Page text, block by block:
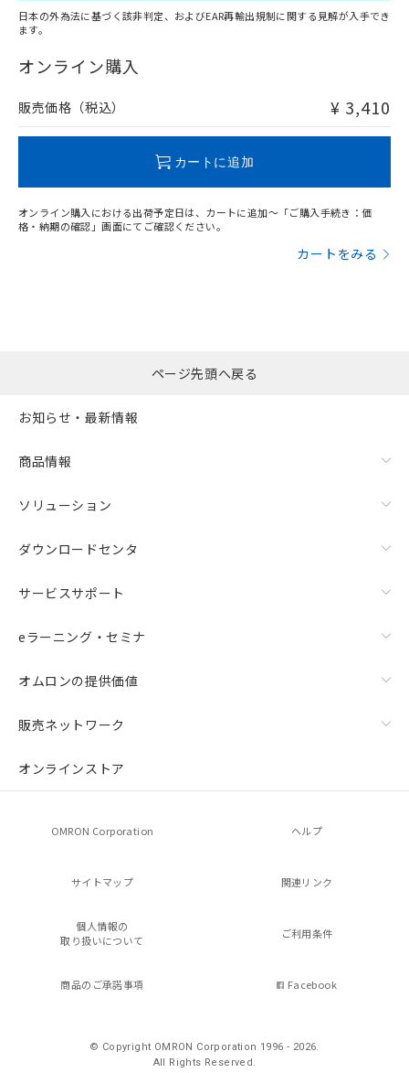
在庫等で未対応品が混在する可能性があります。
問い合わせください。
日本の外為法に基づく該非判定、およびEAR再輸出規制に関する見解が入手でき
ます。
オンライン購入
販売価格（税込） ¥ 3,410
カートに追加
オンライン購入における出荷予定日は、カートに追加～「ご購入手続き：価
格・納期の確認」画面にてご確認ください。
カートをみる
ページ先頭へ戻る
お知らせ・最新情報
商品情報
ソリューション
ダウンロードセンタ
サービスサポート
eラーニング・セミナ
オムロンの提供価値
販売ネットワーク
オンラインストア
OMRON Corporation ヘルプ
サイトマップ 関連リンク
個人情報の
取り扱いについて
ご利用条件
商品のご承諾事項 Facebook
© Copyright OMRON Corporation 1996 - 2026.
All Rights Reserved.